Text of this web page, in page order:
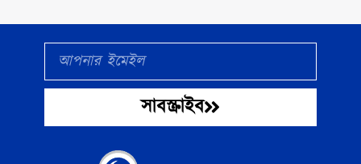
Email
সাবস্ক্রাইব